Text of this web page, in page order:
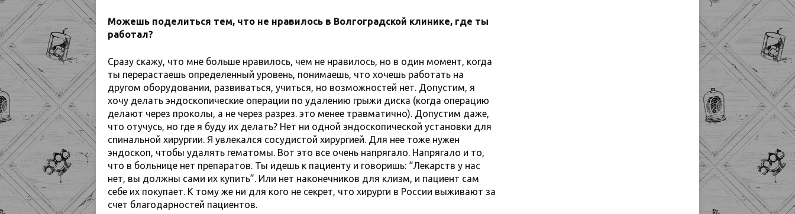
Можешь поделиться тем, что не нравилось в Волгоградской клинике, где ты
работал?
Сразу скажу, что мне больше нравилось, чем не нравилось, но в один момент, когда
ты перерастаешь определенный уровень, понимаешь, что хочешь работать на
другом оборудовании, развиваться, учиться, но возможностей нет. Допустим, я
хочу делать эндоскопические операции по удалению грыжи диска (когда операцию
делают через проколы, а не через разрез. это менее травматично). Допустим даже,
что отучусь, но где я буду их делать? Нет ни одной эндоскопической установки для
спинальной хирургии. Я увлекался сосудистой хирургией. Для нее тоже нужен
эндоскоп, чтобы удалять гематомы. Вот это все очень напрягало. Напрягало и то,
что в больнице нет препаратов. Ты идешь к пациенту и говоришь: “Лекарств у нас
нет, вы должны сами их купить”. Или нет наконечников для клизм, и пациент сам
себе их покупает. К тому же ни для кого не секрет, что хирурги в России выживают за
счет благодарностей пациентов.